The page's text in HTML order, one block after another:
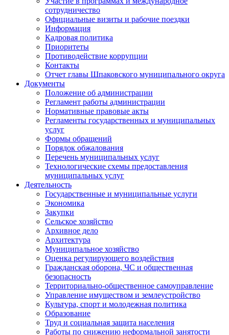
сотрудничество
Официальные визиты и рабочие поездки
Информация
Кадровая политика
Приоритеты
Противодействие коррупции
Контакты
Отчет главы Шпаковского муниципального округа
Документы
Положение об администрации
Регламент работы администрации
Нормативные правовые акты
Регламенты государственных и муниципальных
услуг
Формы обращений
Порядок обжалования
Перечень муниципальных услуг
Технологические схемы предоставления
муниципальных услуг
Деятельность
Государственные и муниципальные услуги
Экономика
Закупки
Сельское хозяйство
Архивное дело
Архитектура
Муниципальное хозяйство
Оценка регулирующего воздействия
Гражданская оборона, ЧС и общественная
безопасность
Территориально-общественное самоуправление
Управление имуществом и землеустройство
Культура, спорт и молодежная политика
Образование
Труд и социальная защита населения
Работы по снижению неформальной занятости